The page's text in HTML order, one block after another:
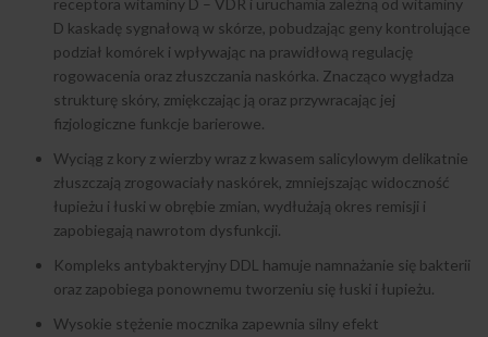
receptora witaminy D – VDR i uruchamia zależną od witaminy
D kaskadę sygnałową w skórze, pobudzając geny kontrolujące
podział komórek i wpływając na prawidłową regulację
rogowacenia oraz złuszczania naskórka. Znacząco wygładza
strukturę skóry, zmiękczając ją oraz przywracając jej
fizjologiczne funkcje barierowe.
Wyciąg z kory z wierzby wraz z kwasem salicylowym delikatnie
złuszczają zrogowaciały naskórek, zmniejszając widoczność
łupieżu i łuski w obrębie zmian, wydłużają okres remisji i
zapobiegają nawrotom dysfunkcji.
Kompleks antybakteryjny DDL hamuje namnażanie się bakterii
oraz zapobiega ponownemu tworzeniu się łuski i łupieżu.
Wysokie stężenie mocznika zapewnia silny efekt